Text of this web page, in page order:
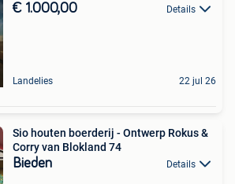
€ 1.000,00 Details
Landelies 22 jul 26
Sio houten boerderij - Ontwerp Rokus &
Corry van Blokland 74
Bieden Details